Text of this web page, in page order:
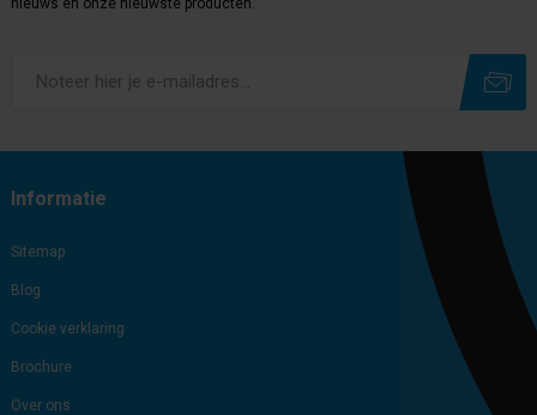
nieuws en onze nieuwste producten.
Informatie
Sitemap
Blog
Cookie verklaring
Brochure
Over ons